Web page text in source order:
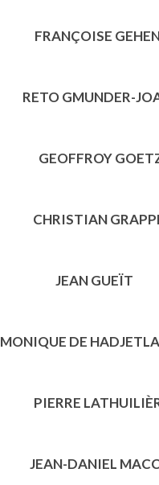
FRANÇOISE
RETO GMUNDER-
GEOFFROY
CHRISTIAN
JEAN GUEÏT
MONIQUE DE
PIERRE
JEAN-DANIEL